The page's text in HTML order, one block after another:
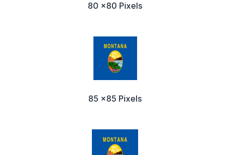
80 x80 Pixels
85 x85 Pixels